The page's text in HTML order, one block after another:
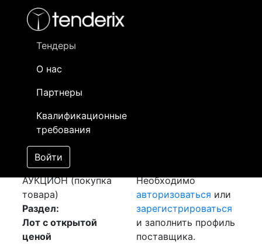
Тендеры
О нас
Партнеры
Квалификационные
требования
Войти
- активный лот
- сохраненный лот (не опубликован)
Закупка: Шина
Алюминиевая
[Завершен]
Победитель выбран
Лот №:1200
АУКЦИОН (покупка
товара)
Раздел:
Лот с открытой
ценой
Необходимо
авторизоваться или
зарегистрироваться
и заполнить профиль
поставщика.